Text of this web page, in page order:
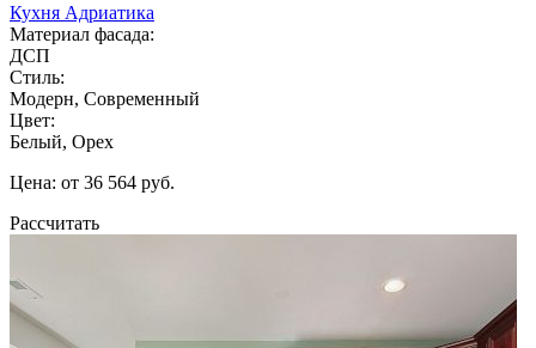
Кухня Адриатика
Материал фасада:
ДСП
Стиль:
Модерн, Современный
Цвет:
Белый, Орех
Цена: от 36 564 руб.
Рассчитать